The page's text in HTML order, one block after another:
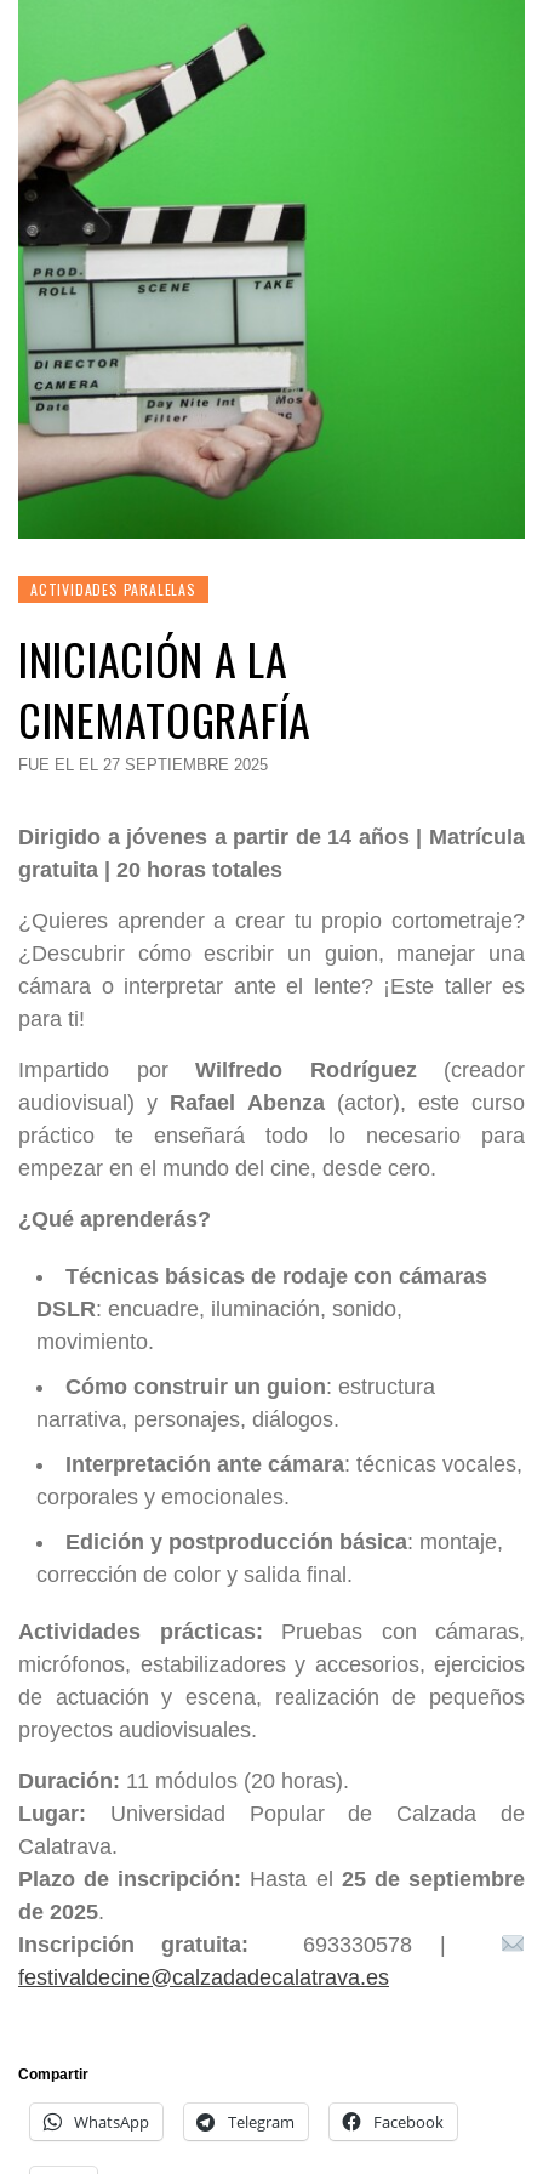
ACTIVIDADES PARALELAS
INICIACIÓN A LA
CINEMATOGRAFÍA
FUE EL EL 27 SEPTIEMBRE 2025
Dirigido a jóvenes a partir de 14 años | Matrícula
gratuita | 20 horas totales
¿Quieres aprender a crear tu propio cortometraje?
¿Descubrir cómo escribir un guion, manejar una
cámara o interpretar ante el lente? ¡Este taller es
para ti!
Impartido por Wilfredo Rodríguez(creador
audiovisual) y Rafael Abenza(actor), este curso
práctico te enseñará todo lo necesario para
empezar en el mundo del cine, desde cero.
¿Qué aprenderás?
Técnicas básicas de rodaje con cámaras
DSLR: encuadre, iluminación, sonido,
movimiento.
Cómo construir un guion: estructura
narrativa, personajes, diálogos.
Interpretación ante cámara: técnicas vocales,
corporales y emocionales.
Edición y postproducción básica: montaje,
corrección de color y salida final.
Actividades prácticas: Pruebas con cámaras,
micrófonos, estabilizadores y accesorios, ejercicios
de actuación y escena, realización de pequeños
proyectos audiovisuales.
Duración: 11 módulos (20 horas).
Lugar: Universidad Popular de Calzada de
Calatrava.
Plazo de inscripción: Hasta el 25 de septiembre
de 2025.
Inscripción gratuita: 693330578 |
festivaldecine@calzadadecalatrava.es
Compartir
WhatsApp Telegram Facebook